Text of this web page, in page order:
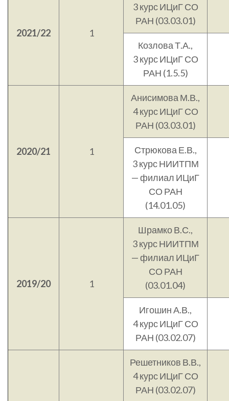
2021/22 1
3 курс ИЦиГ СО
РАН (03.03.01)
Козлова Т.А.,
3 курс ИЦиГ СО
РАН (1.5.5)
2020/21 1
Анисимова М.В.,
4 курс ИЦиГ СО
РАН (03.03.01)
Стрюкова Е.В.,
3 курс НИИТПМ
— филиал ИЦиГ
СО РАН
(14.01.05)
2019/20 1
Шрамко В.С.,
3 курс НИИТПМ
— филиал ИЦиГ
СО РАН
(03.01.04)
Игошин А.В.,
4 курс ИЦиГ СО
РАН (03.02.07)
Решетников В.В.,
4 курс ИЦиГ СО
РАН (03.02.07)